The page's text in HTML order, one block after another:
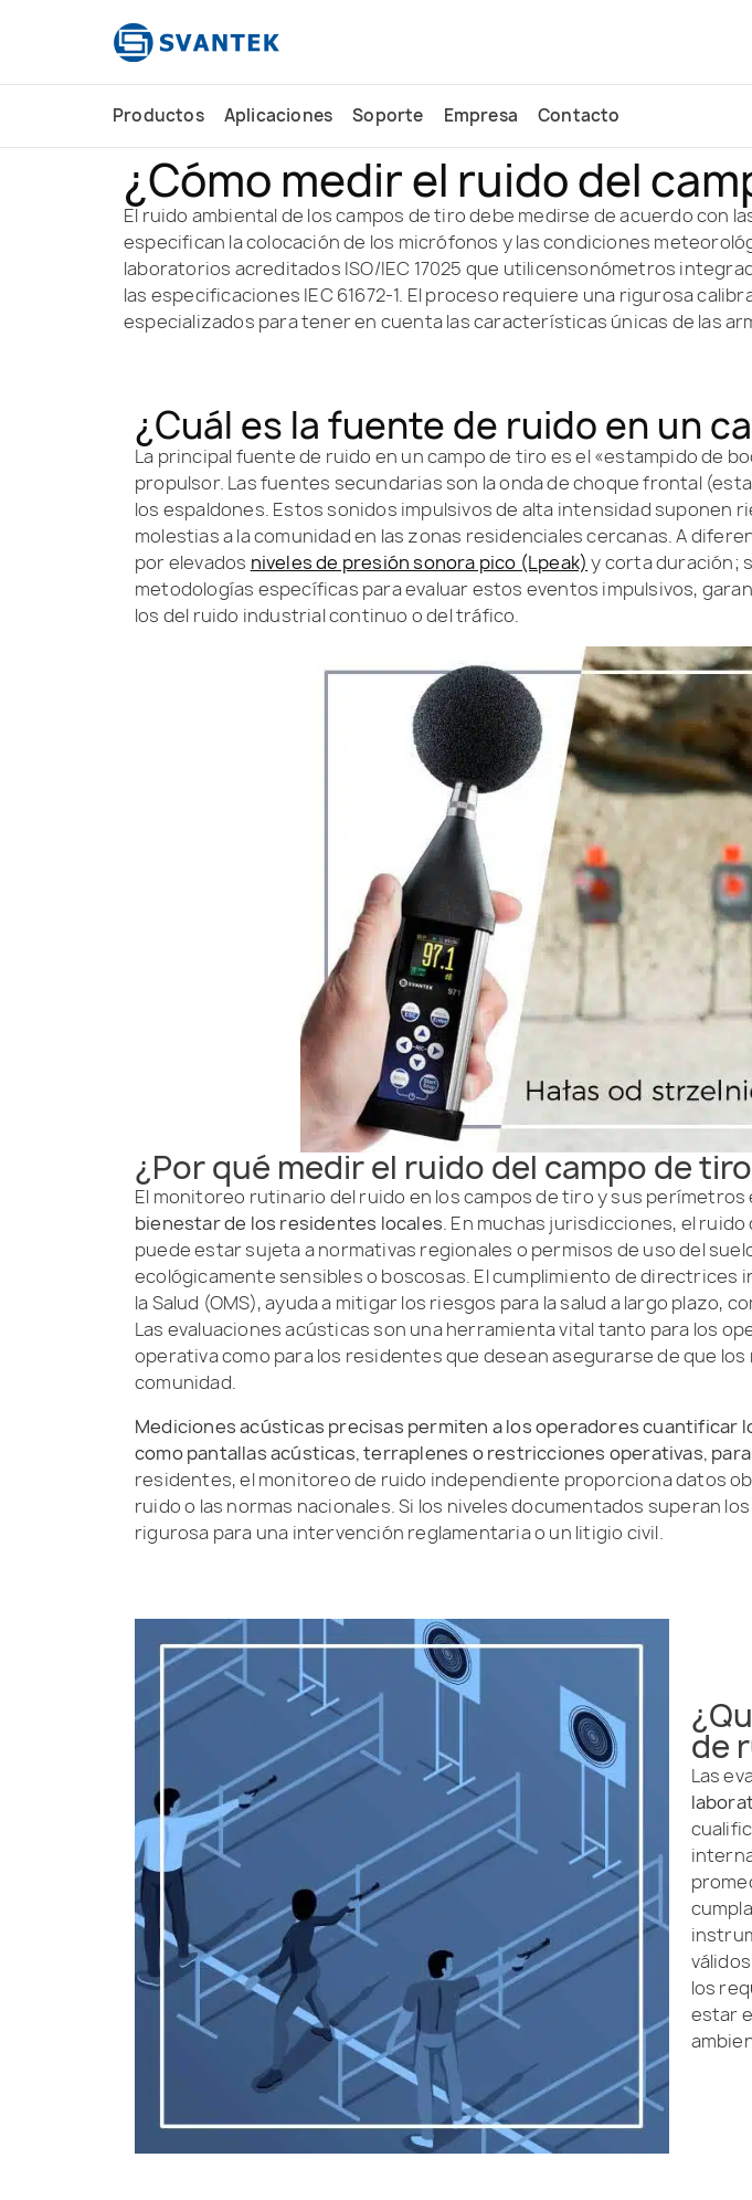
Productos Aplicaciones Soporte Empresa Contacto
¿Cómo medir el ruido del
El ruido ambiental de los campos de tiro debe medirse de acuerdo con
especifican la colocación de los micrófonos y las condiciones
laboratorios acreditados ISO/IEC 17025 que utilicensonómetros
las especificaciones IEC 61672-1. El proceso requiere una rigurosa
especializados para tener en cuenta las características únicas de las
¿Cuál es la fuente de ruido en un
La principal fuente de ruido en un campo de tiro es el «estampido de
propulsor. Las fuentes secundarias son la onda de choque frontal
los espaldones. Estos sonidos impulsivos de alta intensidad
molestias a la comunidad en las zonas residenciales cercanas. A
por elevados niveles de presión sonora pico (Lpeak) y corta duración;
metodologías específicas para evaluar estos eventos impulsivos,
los del ruido industrial continuo o del tráfico.
¿Por qué medir el ruido del campo de
El monitoreo rutinario del ruido en los campos de tiro y sus perímetros
bienestar de los residentes locales. En muchas jurisdicciones, el
puede estar sujeta a normativas regionales o permisos de uso del
ecológicamente sensibles o boscosas. El cumplimiento de directrices
la Salud (OMS), ayuda a mitigar los riesgos para la salud a largo
Las evaluaciones acústicas son una herramienta vital tanto para los
operativa como para los residentes que desean asegurarse de que
comunidad.
Mediciones acústicas precisas permiten a los operadores cuantificar
como pantallas acústicas, terraplenes o restricciones operativas,
residentes, el monitoreo de ruido independiente proporciona datos
ruido o las normas nacionales. Si los niveles documentados superan
rigurosa para una intervención reglamentaria o un litigio civil.
de
Las
los
estar